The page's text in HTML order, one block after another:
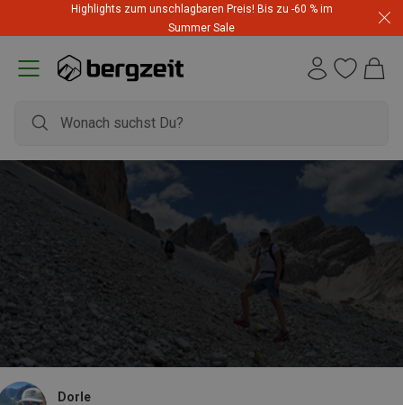
Highlights zum unschlagbaren Preis! Bis zu -60 % im
Summer Sale
Dorle